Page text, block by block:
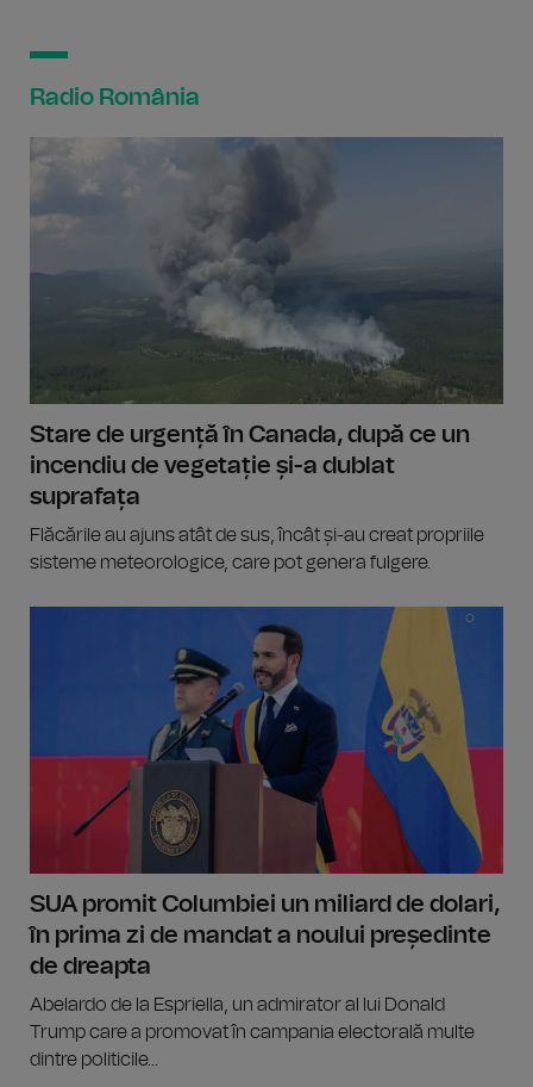
Radio România
Stare de urgență în Canada, după ce un
incendiu de vegetație și-a dublat
suprafața
Flăcările au ajuns atât de sus, încât și-au creat propriile
sisteme meteorologice, care pot genera fulgere.
SUA promit Columbiei un miliard de dolari,
în prima zi de mandat a noului președinte
de dreapta
Abelardo de la Espriella, un admirator al lui Donald
Trump care a promovat în campania electorală multe
dintre politicile...